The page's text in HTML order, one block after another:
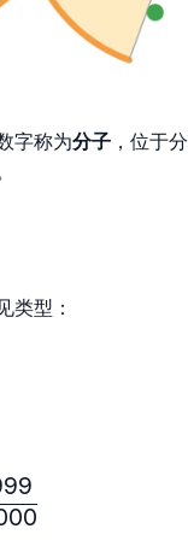
字称为分子 ，位于
类型：